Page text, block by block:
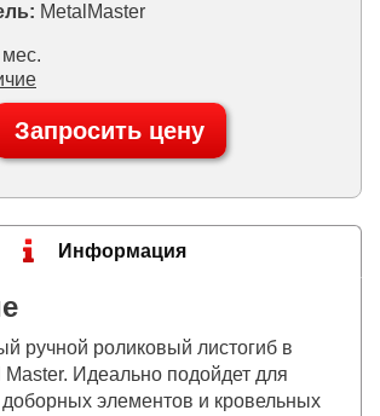
MetalMaster
Запросить цену
Информация
ручной роликовый листогиб в
Master. Идеально подойдет для
доборных элементов и кровельных